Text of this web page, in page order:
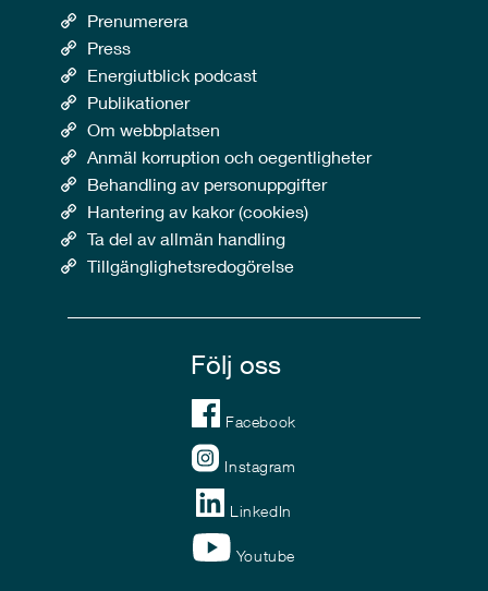
Prenumerera
Press
Energiutblick podcast
Publikationer
Om webbplatsen
Anmäl korruption och oegentligheter
Behandling av personuppgifter
Hantering av kakor (cookies)
Ta del av allmän handling
Tillgänglighetsredogörelse
Följ oss
Facebook
Instagram
LinkedIn
Youtube